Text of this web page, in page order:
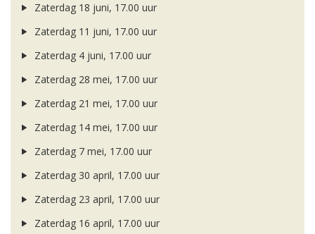
Zaterdag 18 juni, 17.00 uur
Zaterdag 11 juni, 17.00 uur
Zaterdag 4 juni, 17.00 uur
Zaterdag 28 mei, 17.00 uur
Zaterdag 21 mei, 17.00 uur
Zaterdag 14 mei, 17.00 uur
Zaterdag 7 mei, 17.00 uur
Zaterdag 30 april, 17.00 uur
Zaterdag 23 april, 17.00 uur
Zaterdag 16 april, 17.00 uur